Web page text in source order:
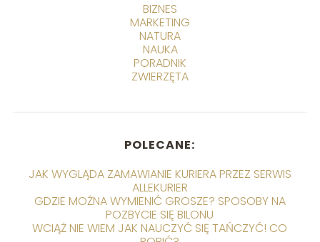
BIZNES
MARKETING
NATURA
NAUKA
PORADNIK
ZWIERZĘTA
POLECANE:
JAK WYGLĄDA ZAMAWIANIE KURIERA PRZEZ SERWIS
ALLEKURIER
GDZIE MOŻNA WYMIENIĆ GROSZE? SPOSOBY NA
POZBYCIE SIĘ BILONU
WCIĄŻ NIE WIEM JAK NAUCZYĆ SIĘ TAŃCZYĆ! CO